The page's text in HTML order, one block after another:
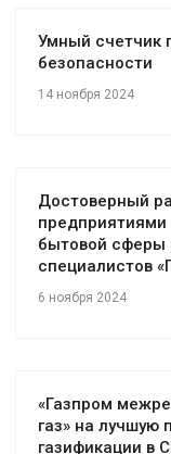
Умный счетчик
безопасности
14 ноября 2024
Достоверный
предприятиями
бытовой сферы
специалистов
6 ноября 2024
«Газпром
газ» на лучшую
газификации в